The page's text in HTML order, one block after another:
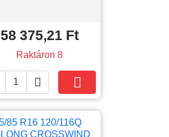
58 375,21 Ft
Raktáron 8
 